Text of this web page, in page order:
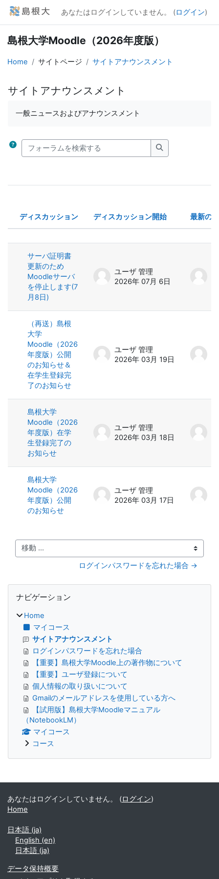
メインコンテンツへスキップする
あなたはログインしていません。 (ログイン)
島根大学Moodle（2026年度版）
Home サイトページ サイトアナウンスメント
サイトアナウンスメント
一般ニュースおよびアナウンスメント
フォーラムを検索する
フォーラムを検
ステータス
ディスカッション ディスカッション開始 最新の
サーバ証明書
更新のため
Moodleサーバ
を停止します(7
月8日)
ユーザ 管理
2026年 07月 6日
（再送）島根
大学
Moodle（2026
年度版）公開
のお知らせ＆
在学生登録完
了のお知らせ
ユーザ 管理
2026年 03月 19日
島根大学
Moodle（2026
年度版）在学
生登録完了の
お知らせ
ユーザ 管理
2026年 03月 18日
島根大学
Moodle（2026
年度版）公開
のお知らせ
ユーザ 管理
2026年 03月 17日
移動 ...
ログインパスワードを忘れた場合 →
ブロック
ナビゲーション
Home
マイコース
サイトアナウンスメント
ログインパスワードを忘れた場合
【重要】島根大学Moodle上の著作物について
【重要】ユーザ登録について
個人情報の取り扱いについて
Gmailのメールアドレスを使用している方へ
【試用版】島根大学Moodleマニュアル
（NotebookLM）
マイコース
コース
補助ブロック
あなたはログインしていません。 (ログイン)
Home
日本語 ‎(ja)‎
English ‎(en)‎
日本語 ‎(ja)‎
データ保持概要